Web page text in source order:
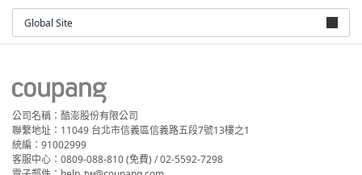
Global Site
公司名稱：酷澎股份有限公司
聯繫地址：11049 台北市信義區信義路五段7號13樓之1
統編：91002999
客服中心：0809-088-810 (免費) / 02-5592-7298